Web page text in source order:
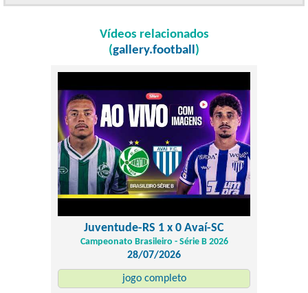
Vídeos relacionados
(gallery.football)
Juventude-RS 1 x 0 Avaí-SC
Campeonato Brasileiro - Série B 2026
28/07/2026
jogo completo